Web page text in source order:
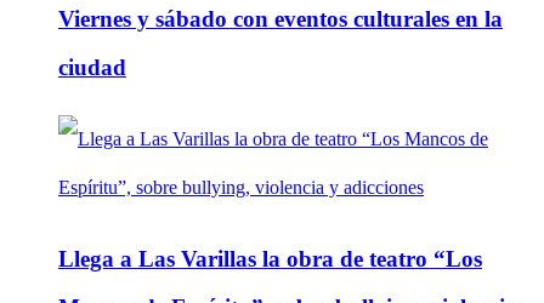
Viernes y sábado con eventos culturales en la
ciudad
Llega a Las Varillas la obra de teatro “Los